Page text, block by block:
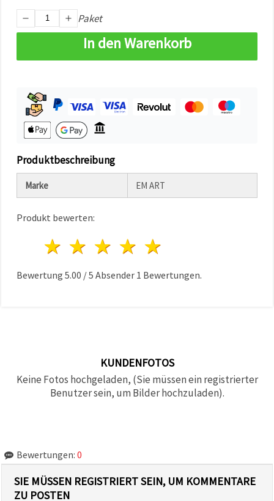
Datenschutzerklärung
Cookie-
Richtlinie
Cookie-
Einstellungen
Paket
In den Warenkorb
Produktbeschreibung
Marke EM ART
Produkt bewerten:
4 Sterne
3 Sterne
2 Sterne
1 Stern
Bewertung 5.00 /5 Absender 1 Bewertungen.
KUNDENFOTOS
Keine Fotos hochgeladen, (Sie müssen ein registrierter
Benutzer sein, um Bilder hochzuladen).
Bewertungen: 0
SIE MÜSSEN REGISTRIERT SEIN, UM KOMMENTARE
ZU POSTEN